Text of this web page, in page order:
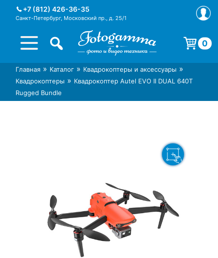
+7 (812) 426-36-35
Санкт-Петербург, Московский пр., д. 25/1
Интернет-магазин фототехники
Foto-Gamma в СПб
Магазин фотоаксессуаров foto-
gamma.ru
0
Корзина пуста.
Главная » Каталог » Квадрокоптеры и аксессуары »
Квадрокоптеры » Квадрокоптер Autel EVO II DUAL 640T
Rugged Bundle